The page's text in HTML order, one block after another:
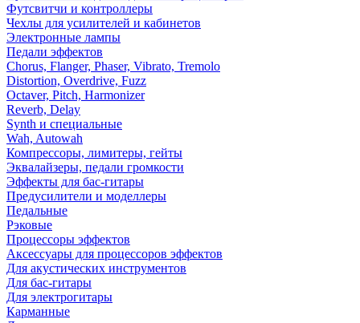
Футсвитчи и контроллеры
Чехлы для усилителей и кабинетов
Электронные лампы
Педали эффектов
Chorus, Flanger, Phaser, Vibrato, Tremolo
Distortion, Overdrive, Fuzz
Octaver, Pitch, Harmonizer
Reverb, Delay
Synth и специальные
Wah, Autowah
Компрессоры, лимитеры, гейты
Эквалайзеры, педали громкости
Эффекты для бас-гитары
Предусилители и моделлеры
Педальные
Рэковые
Процессоры эффектов
Аксессуары для процессоров эффектов
Для акустических инструментов
Для бас-гитары
Для электрогитары
Карманные